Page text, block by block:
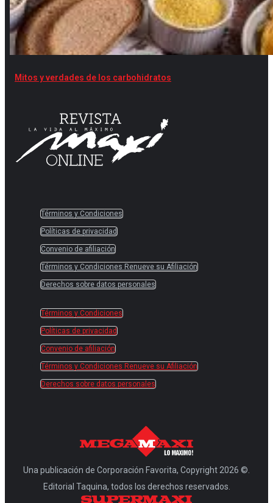
Mitos y verdades de los carbohidratos
Términos y Condiciones
Políticas de privacidad
Convenio de afiliación
Términos y Condiciones Renueve su Afiliación
Derechos sobre datos personales
Términos y Condiciones
Políticas de privacidad
Convenio de afiliación
Términos y Condiciones Renueve su Afiliación
Derechos sobre datos personales
Una publicación de Corporación Favorita, Copyright 2026 ©.
Editorial Taquina, todos los derechos reservados.